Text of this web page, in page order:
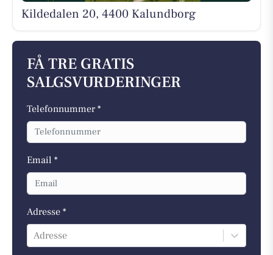
Kildedalen 20, 4400 Kalundborg
FÅ TRE GRATIS
SALGSVURDERINGER
Telefonnummer *
Email *
Adresse *
Adresse